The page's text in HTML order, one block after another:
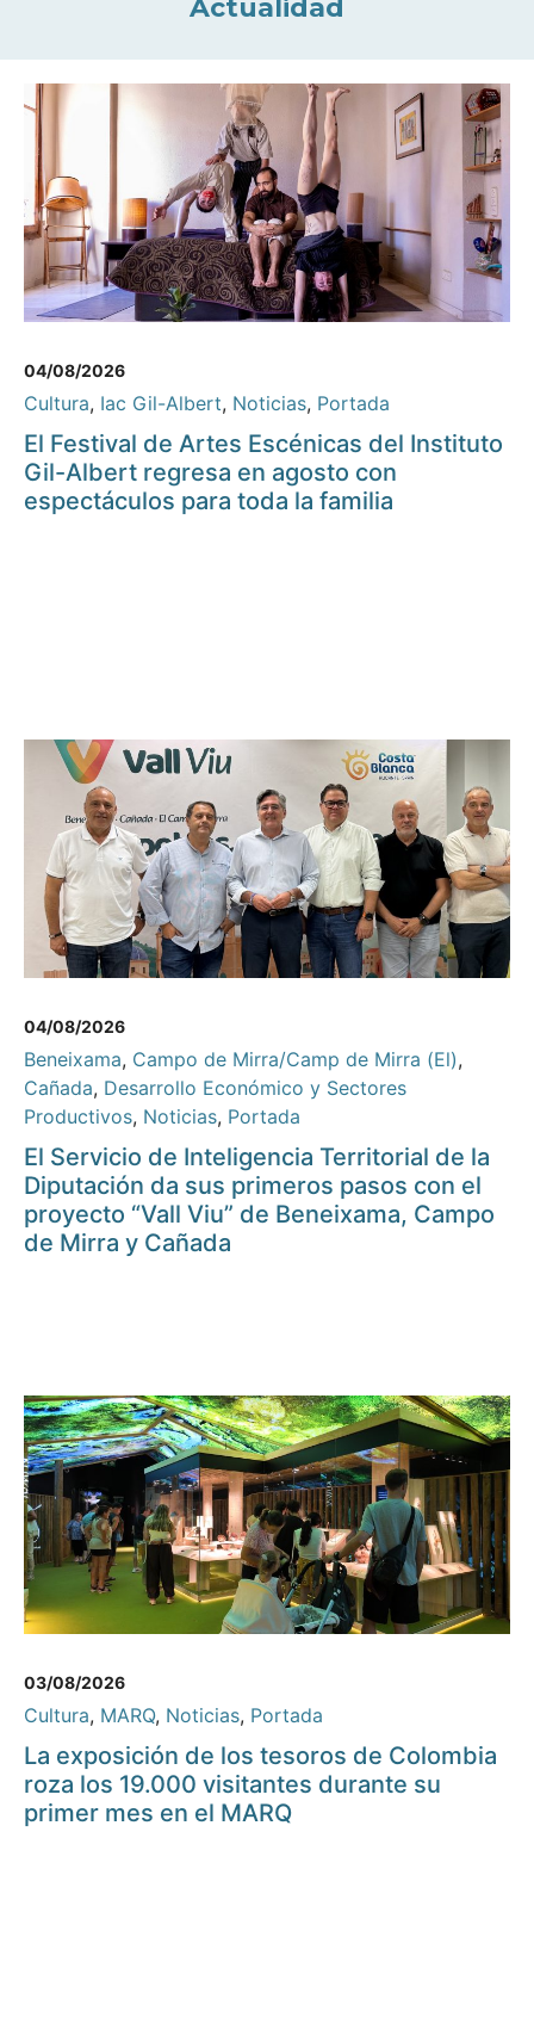
Actualidad
04/08/2026
Cultura, Iac Gil-Albert, Noticias, Portada
El Festival de Artes Escénicas del Instituto
Gil-Albert regresa en agosto con
espectáculos para toda la familia
04/08/2026
Beneixama, Campo de Mirra/Camp de Mirra (El),
Cañada, Desarrollo Económico y Sectores
Productivos, Noticias, Portada
El Servicio de Inteligencia Territorial de la
Diputación da sus primeros pasos con el
proyecto “Vall Viu” de Beneixama, Campo
de Mirra y Cañada
03/08/2026
Cultura, MARQ, Noticias, Portada
La exposición de los tesoros de Colombia
roza los 19.000 visitantes durante su
primer mes en el MARQ